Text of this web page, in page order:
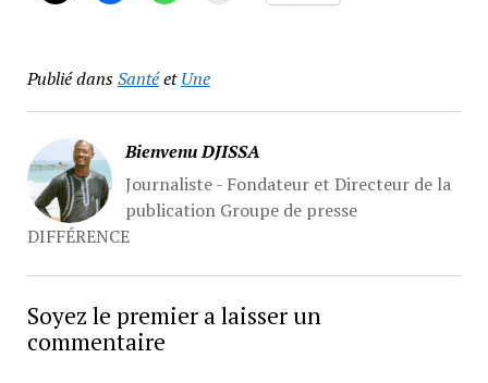
Publié dansSantéetUne
Bienvenu DJISSA
Journaliste - Fondateur et Directeur de la
publication Groupe de presse
DIFFÉRENCE
Soyez le premier a laisser un
commentaire